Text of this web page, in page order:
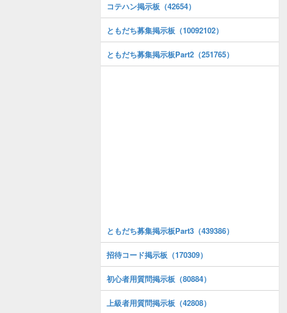
コテハン掲示板（42654）
ともだち募集掲示板（10092102）
ともだち募集掲示板Part2（251765）
ともだち募集掲示板Part3（439386）
招待コード掲示板（170309）
初心者用質問掲示板（80884）
上級者用質問掲示板（42808）